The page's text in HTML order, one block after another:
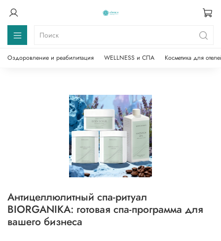
Оздоровление и реабилитация WELLNESS и СПА Косметика для
Антицеллюлитный спа-ритуал
BIORGANIKA: готовая спа-программа для
вашего бизнеса